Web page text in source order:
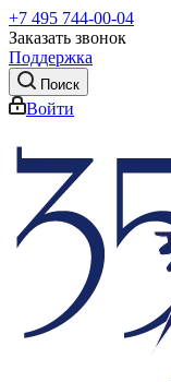
+7 495 744-00-04
Заказать звонок
Поддержка
Поиск
Войти